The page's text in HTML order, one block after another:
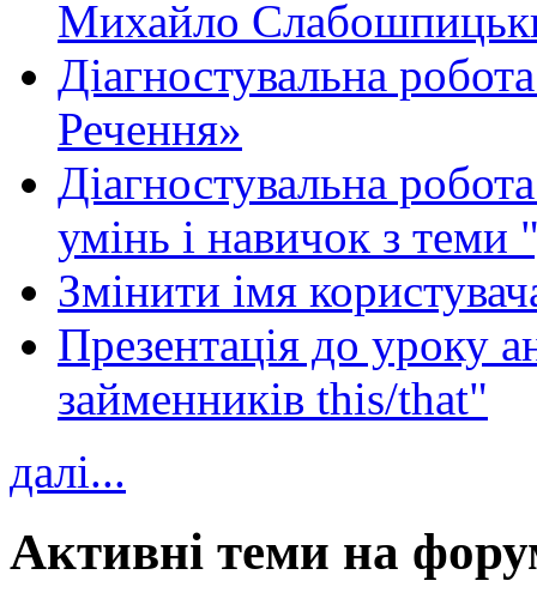
Михайло
Діагностувальна
Речення»
Діагностувальна
умінь і навичок з теми
Змінити імя
Презентація до уроку
займенників this/that"
далі...
Активні теми на